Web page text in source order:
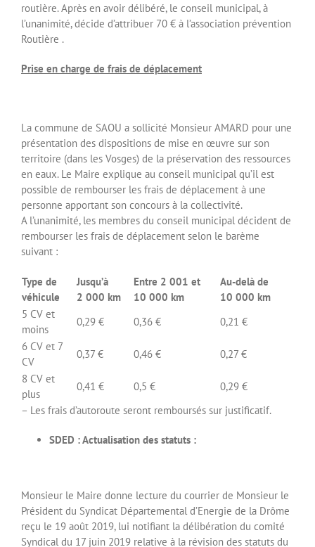
routière. Après en avoir délibéré, le conseil municipal, à
l’unanimité, décide d’attribuer 70 € à l’association prévention
Routière .
Prise en charge de frais de déplacement
La commune de SAOU a sollicité Monsieur AMARD pour une
présentation des dispositions de mise en œuvre sur son
territoire (dans les Vosges) de la préservation des ressources
en eaux. Le Maire explique au conseil municipal qu’il est
possible de rembourser les frais de déplacement à une
personne apportant son concours à la collectivité.
A l’unanimité, les membres du conseil municipal décident de
rembourser les frais de déplacement selon le barème
suivant :
Type de
véhicule
Jusqu’à
2 000 km
Entre 2 001 et
10 000 km
Au-delà de
10 000 km
5 CV et
moins
0,29 € 0,36 €
0,21 €
6 CV et 7
CV
0,37 € 0,46 €
0,27 €
8 CV et
plus
0,41 € 0,5 €
0,29 €
– Les frais d’autoroute seront remboursés sur justificatif.
SDED : Actualisation des statuts :
Monsieur le Maire donne lecture du courrier de Monsieur le
Président du Syndicat Départemental d’Energie de la Drôme
reçu le 19 août 2019, lui notifiant la délibération du comité
Syndical du 17 juin 2019 relative à la révision des statuts du